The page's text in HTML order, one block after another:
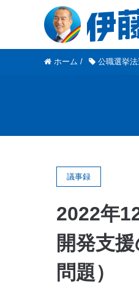
ホーム / 公職選挙法
議事録
2022年
開発支
問題）